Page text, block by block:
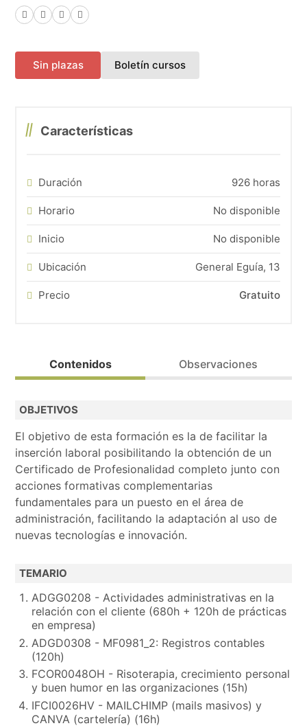
Sin plazas Boletín cursos(abre en una nueva
Características
Duración 926 horas
Horario No disponible
Inicio No disponible
Ubicación General Eguía, 13
Precio Gratuito
Contenidos
OBJETIVOS
El objetivo de esta formación es la de facilitar la
inserción laboral posibilitando la obtención de un
Certificado de Profesionalidad completo junto con
acciones formativas complementarias
fundamentales para un puesto en el área de
administración, facilitando la adaptación al uso de
nuevas tecnologías e innovación.
TEMARIO
ADGG0208 - Actividades administrativas en la
relación con el cliente (680h + 120h de prácticas
en empresa)
ADGD0308 - MF0981_2: Registros contables
(120h)
FCOR0048OH - Risoterapia, crecimiento personal
y buen humor en las organizaciones (15h)
IFCI0026HV - MAILCHIMP (mails masivos) y
CANVA (cartelería) (16h)
Observaciones
Prioritario para personas desempleadas (posibilidad
Posibilidad de prácticas en empresa si se realizan
Bolsa de trabajo.
Realiza la preinscripción y contactaremos contigo.